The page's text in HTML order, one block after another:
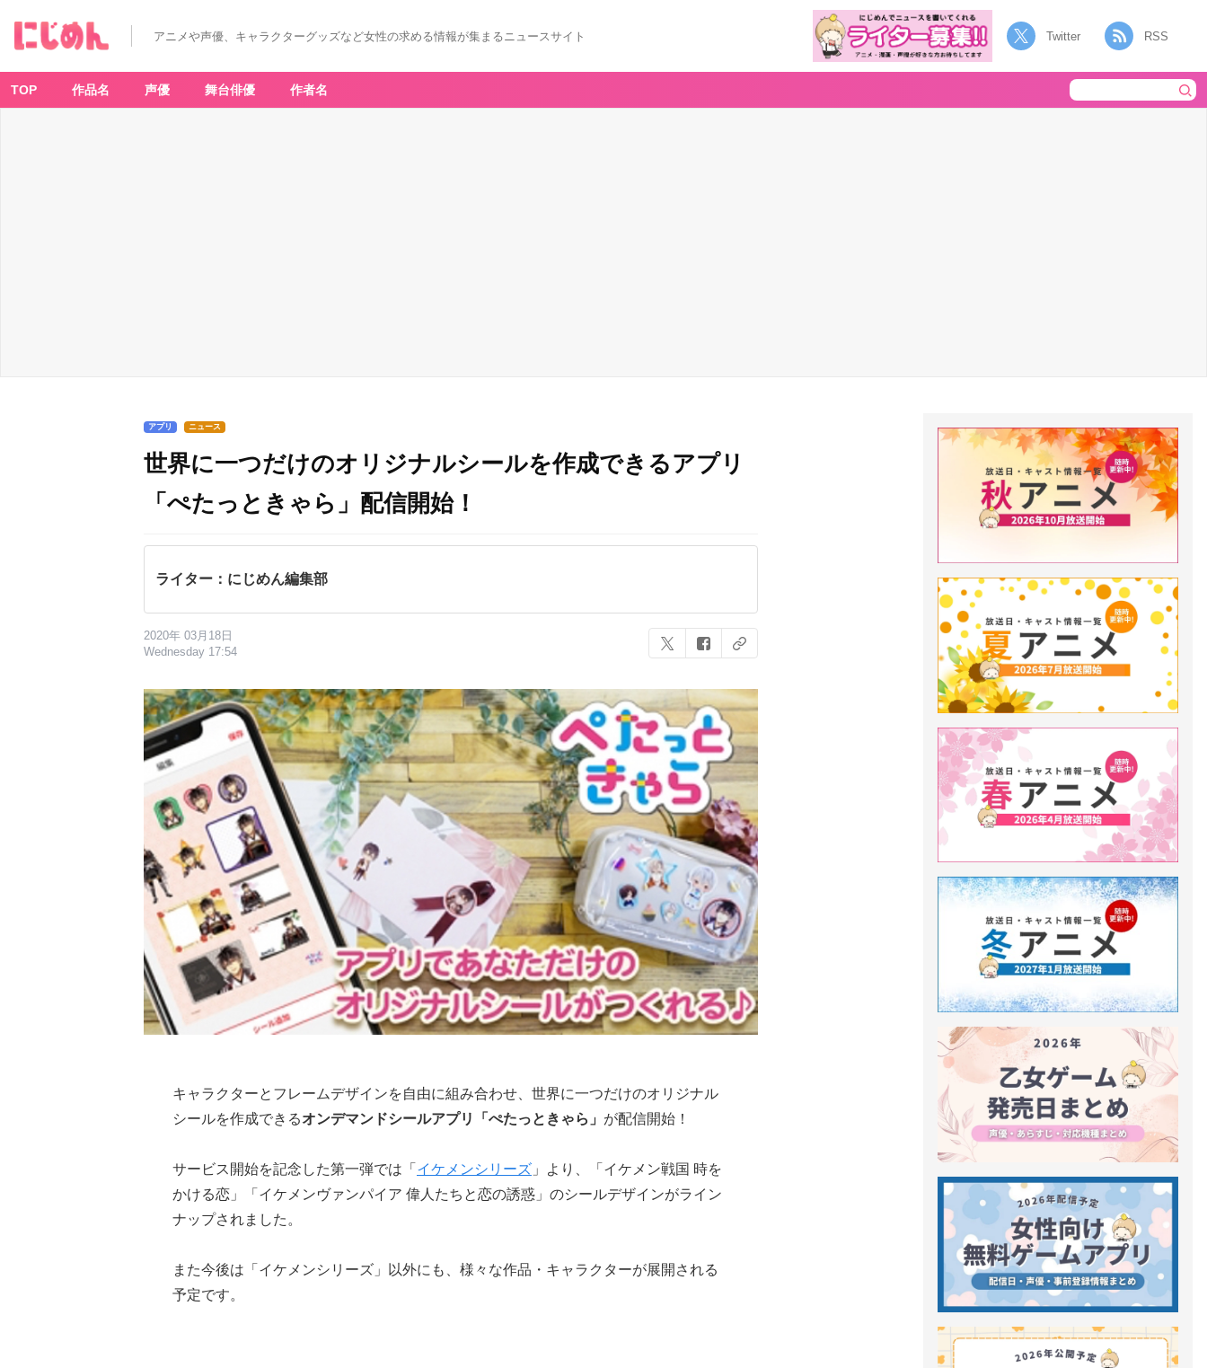
アニメや声優、キャラクターグッズなど女性の求める情報が集まるニュースサイト Twitter RSS
TOP 作品名 声優 舞台俳優 作者名
アプリ ニュース
世界に一つだけのオリジナルシールを作成できるアプリ
「ぺたっときゃら」配信開始！
ライター：にじめん編集部
2020年 03月18日
Wednesday 17:54
キャラクターとフレームデザインを自由に組み合わせ、世界に一つだけのオリジナル
シールを作成できるオンデマンドシールアプリ「ぺたっときゃら」 が配信開始！
サービス開始を記念した第一弾では「 イケメンシリーズ 」より、「イケメン戦国 時を
かける恋」「イケメンヴァンパイア 偉人たちと恋の誘惑」のシールデザインがライン
ナップされました。
また今後は「イケメンシリーズ」以外にも、様々な作品・キャラクターが展開される
予定です。